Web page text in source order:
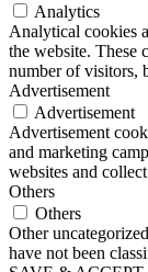
Analytics
Analytical cookies
the website. These
number of visitors,
Advertisement
Advertisement
Advertisement
and marketing
websites and
Others
Others
Other
have not been